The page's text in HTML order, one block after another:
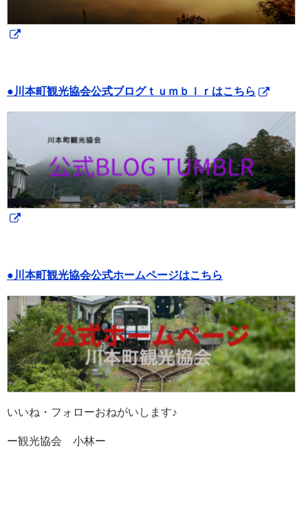
●川本町観光協会公式ブログｔｕｍｂｌｒはこちら
●川本町観光協会公式ホームページはこちら
いいね・フォローおねがいします♪
ー観光協会 小林ー